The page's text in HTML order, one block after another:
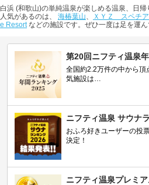
白浜 (和歌山)の単純温泉が楽しめる温泉、日
人気があるのは、 海椿葉山 ＸＹＺ スペチ
e Resort などの施設です。ぜひ一度は足を運ん
第20回ニフティ温泉
全国約2.2万件の中から頂
気施設は…
ニフティ温泉 サウナ
おふろ好きユーザーの投
決定！
ニフティ温泉プレミ